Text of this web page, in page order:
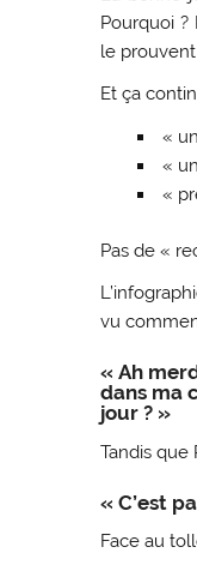
Pourquoi ?
le prouvent
Et ça
«
«
«
Pas de «
vu
« Ah
dans ma
jour ? »
Tandis que
« C’est
Face au